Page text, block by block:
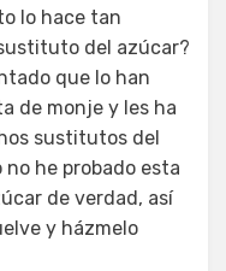
lo hace tan
del azúcar?
que lo han
de monje y les ha
sustitutos del
he probado esta
de verdad, así
y házmelo